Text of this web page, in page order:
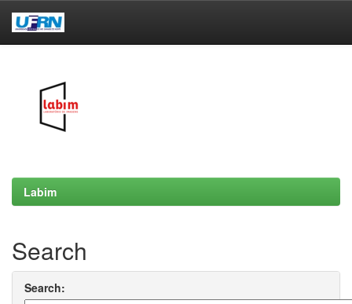
Labim
Search
Search: